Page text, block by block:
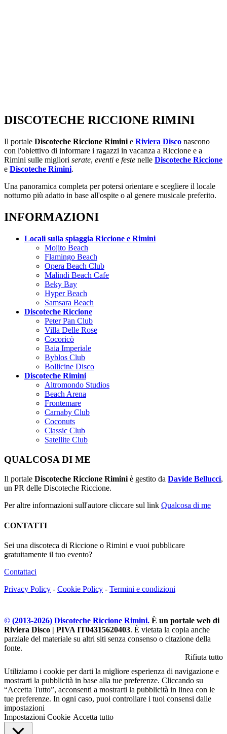
DISCOTECHE RICCIONE RIMINI
Il portale Discoteche Riccione Rimini e Riviera Disco nascono
con l'obiettivo di informare i ragazzi in vacanza a Riccione e a
Rimini sulle migliori serate, eventi e feste nelle Discoteche Riccione
e Discoteche Rimini.
Una panoramica completa per potersi orientare e scegliere il locale
notturno più adatto in base all'ospite o al genere musicale preferito.
INFORMAZIONI
Locali sulla spiaggia Riccione e Rimini
Mojito Beach
Flamingo Beach
Opera Beach Club
Malindi Beach Cafe
Beky Bay
Hyper Beach
Samsara Beach
Discoteche Riccione
Peter Pan Club
Villa Delle Rose
Cocoricò
Baia Imperiale
Byblos Club
Bollicine Disco
Discoteche Rimini
Altromondo Studios
Beach Arena
Frontemare
Carnaby Club
Coconuts
Classic Club
Satellite Club
QUALCOSA DI ME
Il portale Discoteche Riccione Riminiè gestito da Davide Bellucci,
un PR delle Discoteche Riccione.
Per altre informazioni sull'autore cliccare sul link Qualcosa di me
CONTATTI
Sei una discoteca di Riccione o Rimini e vuoi pubblicare
gratuitamente il tuo evento?
Contattaci
Privacy Policy - Cookie Policy - Termini e condizioni
© (2013-2026) Discoteche Riccione Rimini. È un portale web di
Riviera Disco | PIVA IT04315620403. È vietata la copia anche
parziale del materiale su altri siti senza consenso o citazione della
fonte.
Rifiuta tutto
Utiliziamo i cookie per darti la migliore esperienza di navigazione e
mostrarti la pubblicità in base alla tue preferenze. Cliccando su
“Accetta Tutto”, acconsenti a mostrarti la pubblicità in linea con le
tue preferenze. In ogni caso, puoi controllare i tuoi consensi dalle
impostazioni
Impostazioni Cookie Accetta tutto